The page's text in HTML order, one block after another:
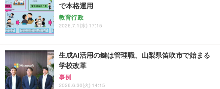
で本格運用
教育行政
2026.7.1(水) 17:15
生成AI活用の鍵は管理職、山梨県笛吹市で始まる
学校改革
事例
2026.6.30(火) 14:15